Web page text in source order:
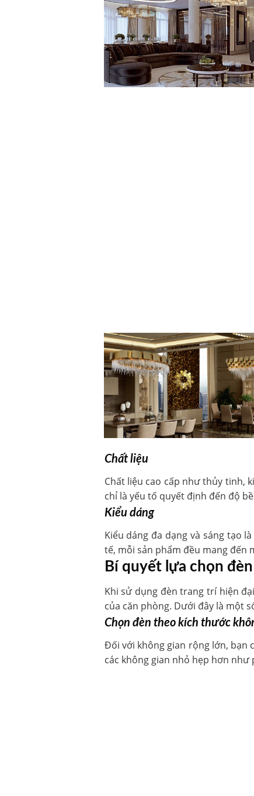
Chất liệu
Chất liệu cao cấp như thủy tinh,
chỉ là yếu tố quyết định đến độ
Kiểu dáng
Kiểu dáng đa dạng và sáng tạo
tế, mỗi sản phẩm đều mang đến
Bí quyết lựa chọn
Khi sử dụng đèn trang trí hiện
của căn phòng. Dưới đây là một
Chọn đèn theo kích thước
Đối với không gian rộng lớn, bạn
các không gian nhỏ hẹp hơn như